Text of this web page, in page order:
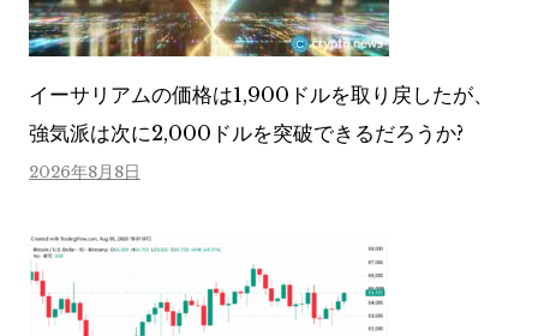
イーサリアムの価格は1,900ドルを取り戻したが、
強気派は次に2,000ドルを突破できるだろうか?
2026年8月8日